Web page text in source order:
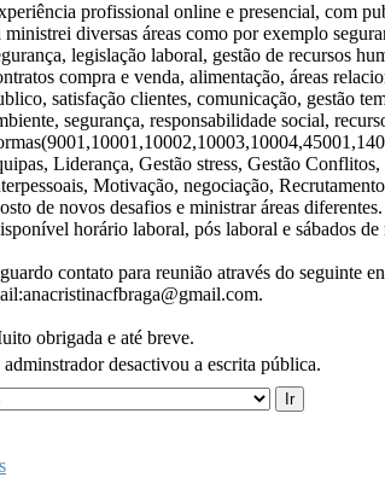
profissional online e presencial, com
ministrei diversas áreas como por exemplo
legislação laboral, gestão de recursos
compra e venda, alimentação, áreas
satisfação clientes, comunicação, gestão
segurança, responsabilidade social,
Liderança, Gestão stress, Gestão
Motivação, negociação,
de novos desafios e ministrar áreas diferentes.
horário laboral, pós laboral e sábados de
contato para reunião através do seguinte
obrigada e até breve.
adminstrador desactivou a escrita pública.